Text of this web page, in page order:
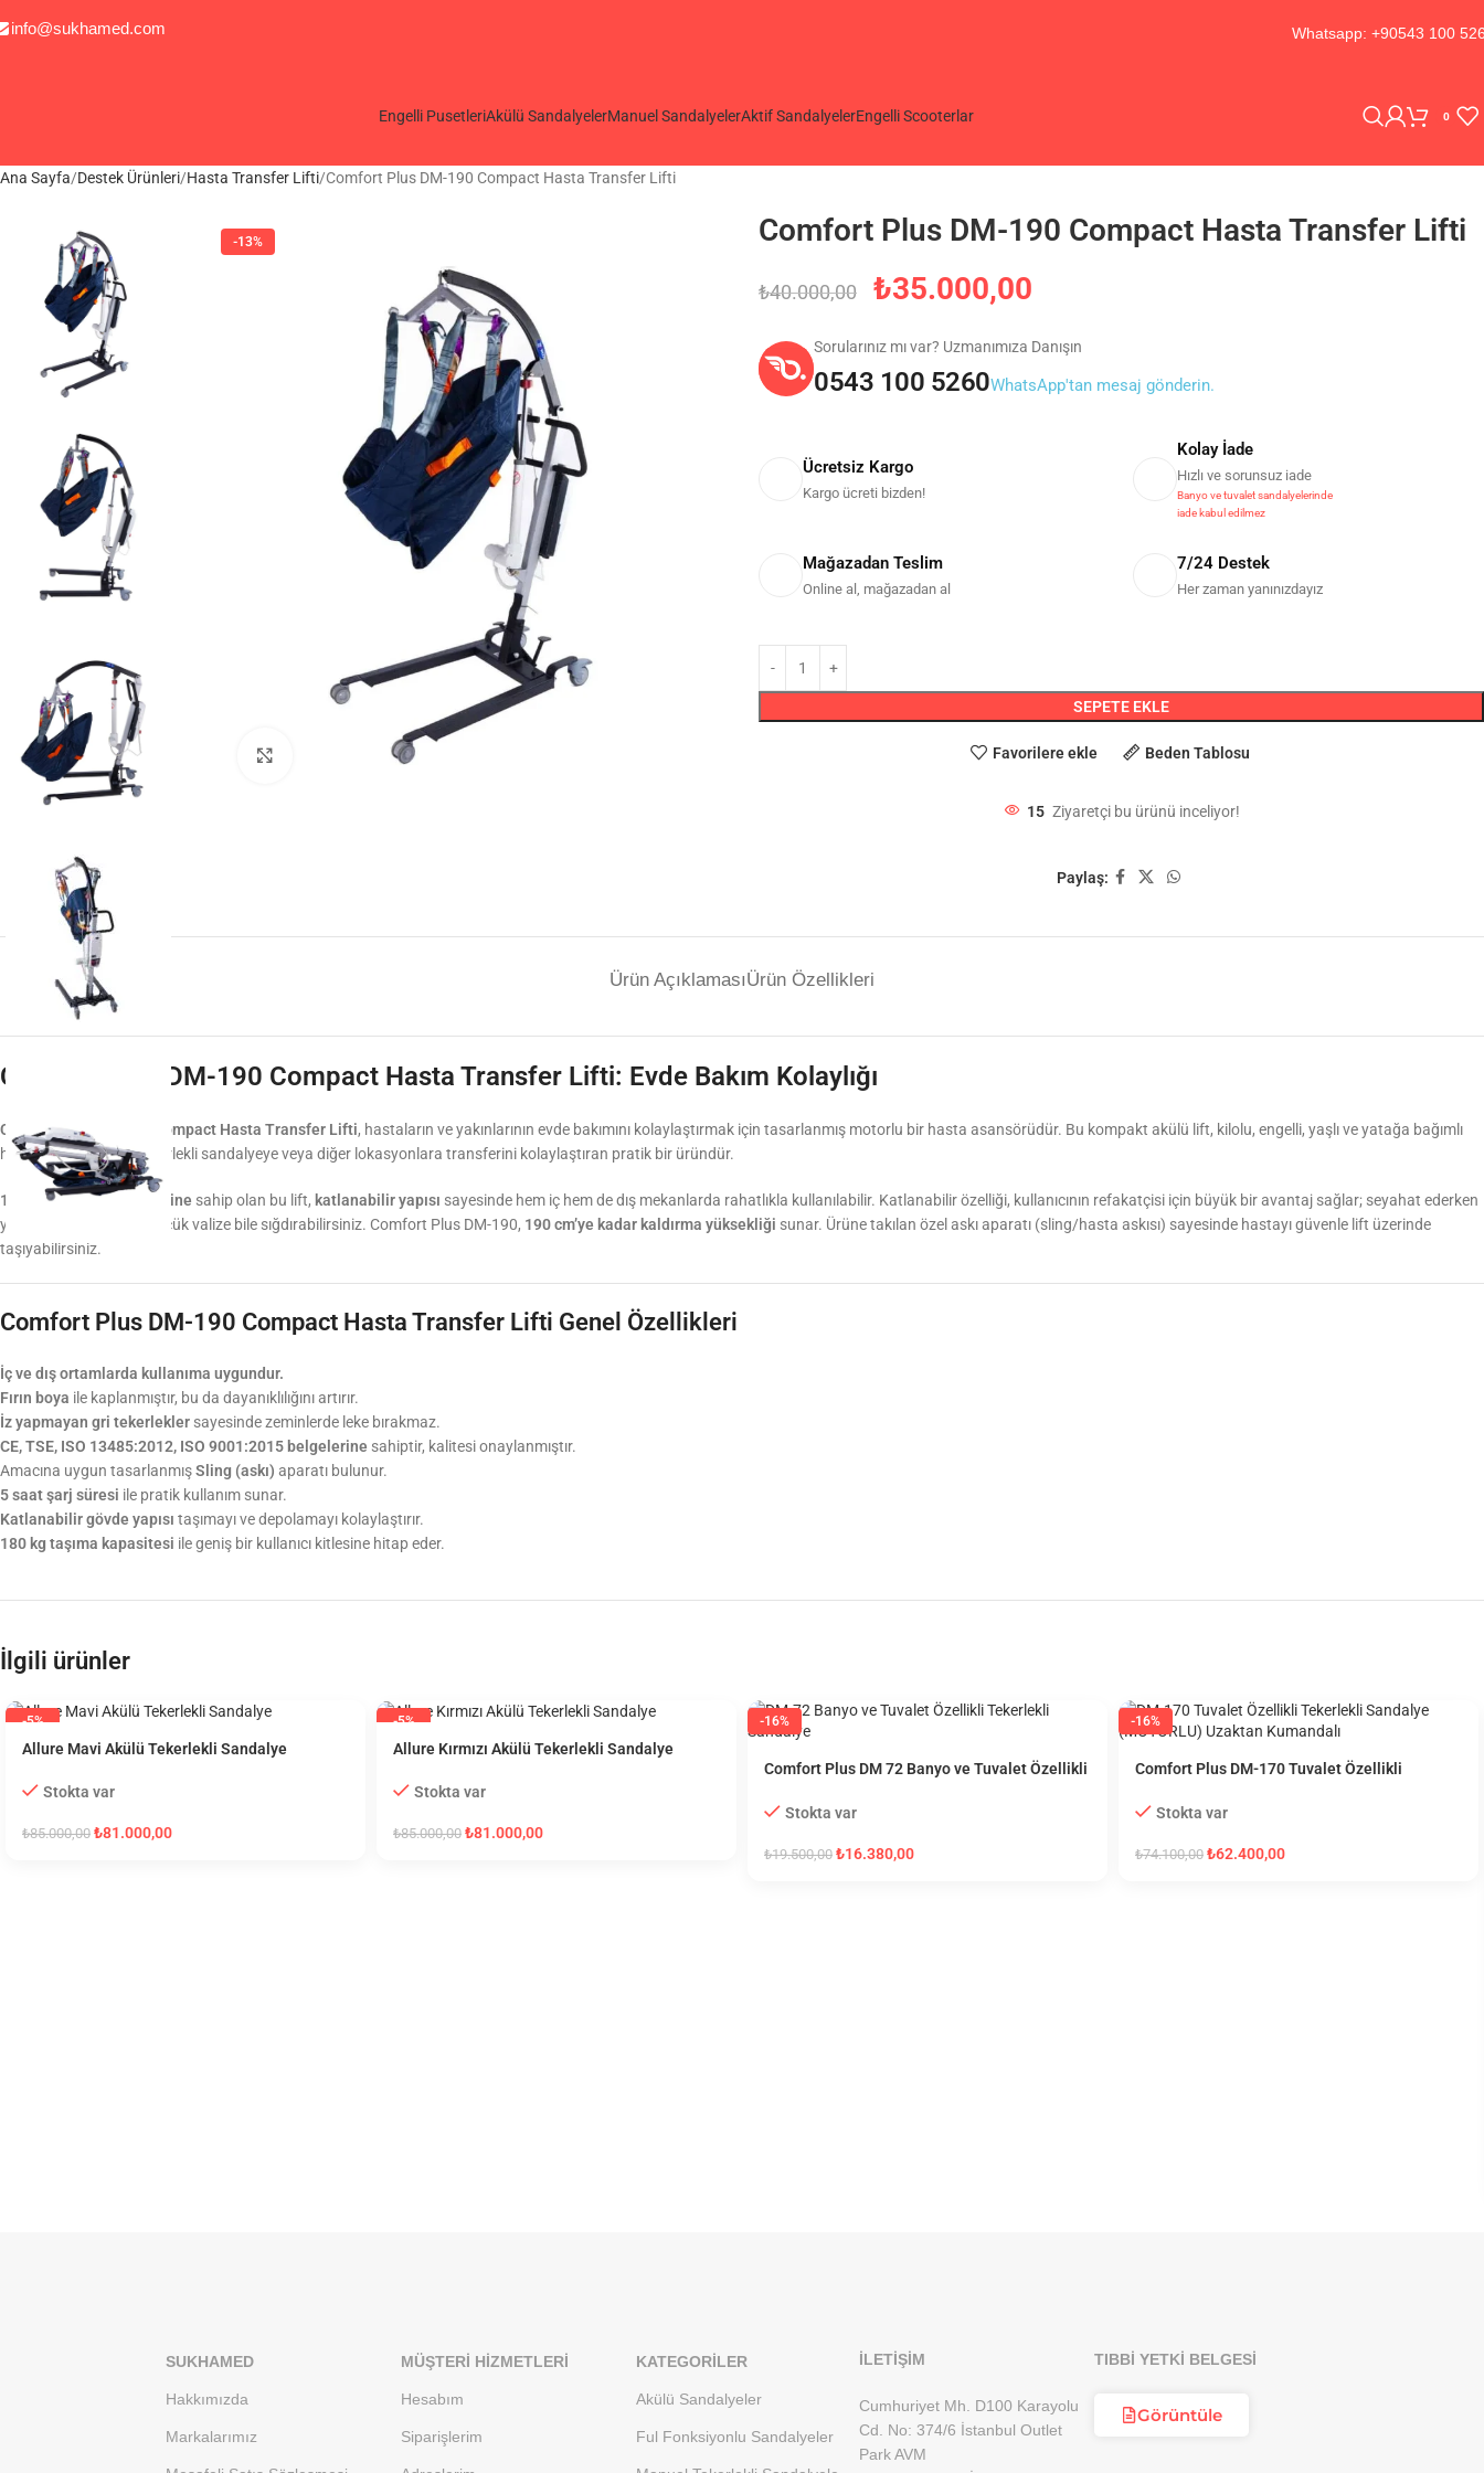
info@sukhamed.com Whatsapp: +90543 100
Engelli PusetleriAkülü SandalyelerManuel SandalyelerAktif SandalyelerEngelli Scooterlar 0
Ana Sayfa Destek Ürünleri Hasta Transfer Lifti Comfort Plus DM-190 Compact Hasta Transfer Lifti
-13%
Büyütmek için tıklayın
Comfort Plus DM-190 Compact Hasta Transfer Lifti
₺40.000,00 ₺35.000,00
Sorularınız mı var? Uzmanımıza Danışın
0543 100 5260WhatsApp'tan mesaj gönderin.
Ücretsiz Kargo
Kargo ücreti bizden!
Kolay İade
Hızlı ve sorunsuz iade
Banyo ve tuvalet sandalyelerinde
iade kabul edilmez
Mağazadan Teslim
Online al, mağazadan al
7/24 Destek
Her zaman yanınızdayız
SEPETE EKLE
Favorilere ekle Beden Tablosu
15 Ziyaretçi bu ürünü inceliyor!
Paylaş:
Ürün AçıklamasıÜrün Özellikleri
Comfort Plus DM-190 Compact Hasta Transfer Lifti: Evde Bakım Kolaylığı
Comfort Plus DM-190 Compact Hasta Transfer Lifti, hastaların ve yakınlarının evde bakımını kolaylaştırmak için tasarlanmış motorlu bir hasta asansörüdür. Bu kompakt akülü lift, kilolu, engelli, yaşlı ve yatağa bağımlı
hastaların yataktan tekerlekli sandalyeye veya diğer lokasyonlara transferini kolaylaştıran pratik bir üründür.
180 kg taşıma kapasitesine sahip olan bu lift, katlanabilir yapısı sayesinde hem iç hem de dış mekanlarda rahatlıkla kullanılabilir. Katlanabilir özelliği, kullanıcının refakatçisi için büyük bir avantaj sağlar; seyahat ederken
yanınıza alabilir ve en küçük valize bile sığdırabilirsiniz. Comfort Plus DM-190, 190 cm’ye kadar kaldırma yüksekliği sunar. Ürüne takılan özel askı aparatı (sling/hasta askısı) sayesinde hastayı güvenle lift üzerinde
taşıyabilirsiniz.
Comfort Plus DM-190 Compact Hasta Transfer Lifti Genel Özellikleri
İç ve dış ortamlarda kullanıma uygundur.
Fırın boya ile kaplanmıştır, bu da dayanıklılığını artırır.
İz yapmayan gri tekerlekler sayesinde zeminlerde leke bırakmaz.
CE, TSE, ISO 13485:2012, ISO 9001:2015 belgelerine sahiptir, kalitesi onaylanmıştır.
Amacına uygun tasarlanmışSling (askı) aparatı bulunur.
5 saat şarj süresi ile pratik kullanım sunar.
Katlanabilir gövde yapısı taşımayı ve depolamayı kolaylaştırır.
180 kg taşıma kapasitesi ile geniş bir kullanıcı kitlesine hitap eder.
İlgili ürünler
-5%
Allure Mavi Akülü Tekerlekli Sandalye
Stokta var
₺85.000,00 ₺81.000,00
-5%
Allure Kırmızı Akülü Tekerlekli Sandalye
Stokta var
₺85.000,00 ₺81.000,00
-16%
Comfort Plus DM 72 Banyo ve Tuvalet Özellikli
Stokta var
₺19.500,00 ₺16.380,00
-16%
Comfort Plus DM-170 Tuvalet Özellikli
Kumandalı
Stokta var
₺74.100,00 ₺62.400,00
SUKHAMED
Hakkımızda
Markalarımız
MÜŞTERI HIZMETLERI
Hesabım
Siparişlerim
KATEGORILER
Akülü Sandalyeler
Ful Fonksiyonlu Sandalyeler
İLETİŞİM
Cumhuriyet Mh. D100 Karayolu
Cd. No: 374/6 İstanbul Outlet
Park AVM
TIBBİ YETKİ BELGESİ
Görüntüle